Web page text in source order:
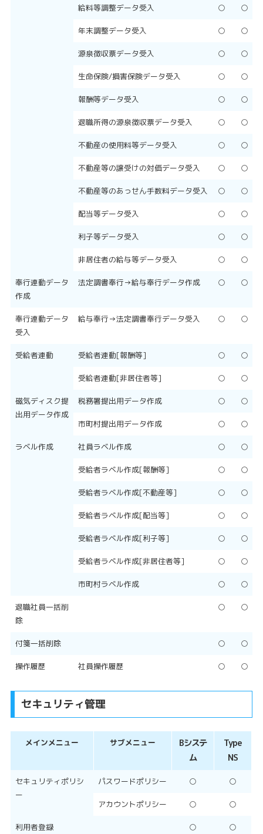
給料等調整データ受入 ○ ○
年末調整データ受入 ○ ○
源泉徴収票データ受入 ○ ○
生命保険/損害保険データ受入 ○ ○
報酬等データ受入 ○ ○
退職所得の源泉徴収票データ受入 ○ ○
不動産の使用料等データ受入 ○ ○
不動産等の譲受けの対価データ受入 ○ ○
不動産等のあっせん手数料データ受入 ○ ○
配当等データ受入 ○ ○
利子等データ受入 ○ ○
非居住者の給与等データ受入 ○ ○
奉行連動データ
作成
法定調書奉行→給与奉行データ作成 ○ ○
奉行連動データ
受入
給与奉行→法定調書奉行データ受入 ○ ○
受給者連動 受給者連動[報酬等] ○ ○
受給者連動[非居住者等] ○ ○
磁気ディスク提
出用データ作成
税務署提出用データ作成 ○ ○
市町村提出用データ作成 ○ ○
ラベル作成 社員ラベル作成 ○ ○
受給者ラベル作成[報酬等] ○ ○
受給者ラベル作成[不動産等] ○ ○
受給者ラベル作成[配当等] ○ ○
受給者ラベル作成[利子等] ○ ○
受給者ラベル作成[非居住者等] ○ ○
市町村ラベル作成 ○ ○
退職社員一括削
除
○ ○
付箋一括削除 ○ ○
操作履歴 社員操作履歴 ○ ○
セキュリティ管理
メインメニュー サブメニュー
Bシステ
ム
Type
NS
セキュリティポリシ
ー
パスワードポリシー ○ ○
アカウントポリシー ○ ○
利用者登録 ○ ○